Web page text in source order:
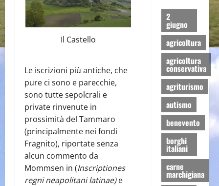
Il Castello
Le iscrizioni più antiche, che
pure ci sono e parecchie,
sono tutte sepolcrali e
private rinvenute in
prossimità del Tammaro
(principalmente nei fondi
Fragnito), riportate senza
alcun commento da
Mommsen in (Inscriptiones
regni neapolitani latinae)e
2
giugno
agricoltura
agricoltura
conservativa
agriturismo
autismo
benevento
borghi
italiani
carne
marchigiana